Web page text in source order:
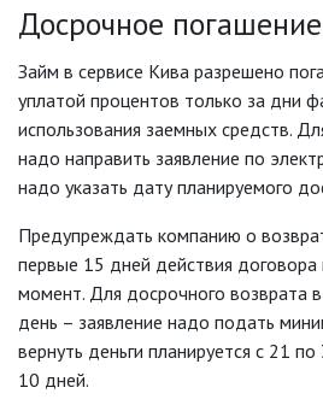
Досрочное погашение
Займ в сервисе Кива разрешено
уплатой процентов только за дни
использования заемных средств.
надо направить заявление по
надо указать дату планируемого
Предупреждать компанию о
первые 15 дней действия
момент. Для досрочного возврата
день – заявление надо подать
вернуть деньги планируется с 21
10 дней.